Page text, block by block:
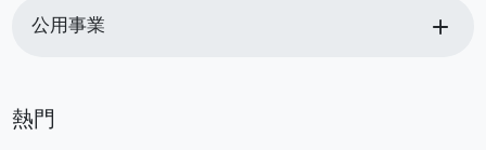
公用事業 add
熱門